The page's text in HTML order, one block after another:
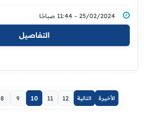
25/02/2024 - 11:44 صباحًا
التفاصيل
8 9 10 11 12 التالية الأخيرة